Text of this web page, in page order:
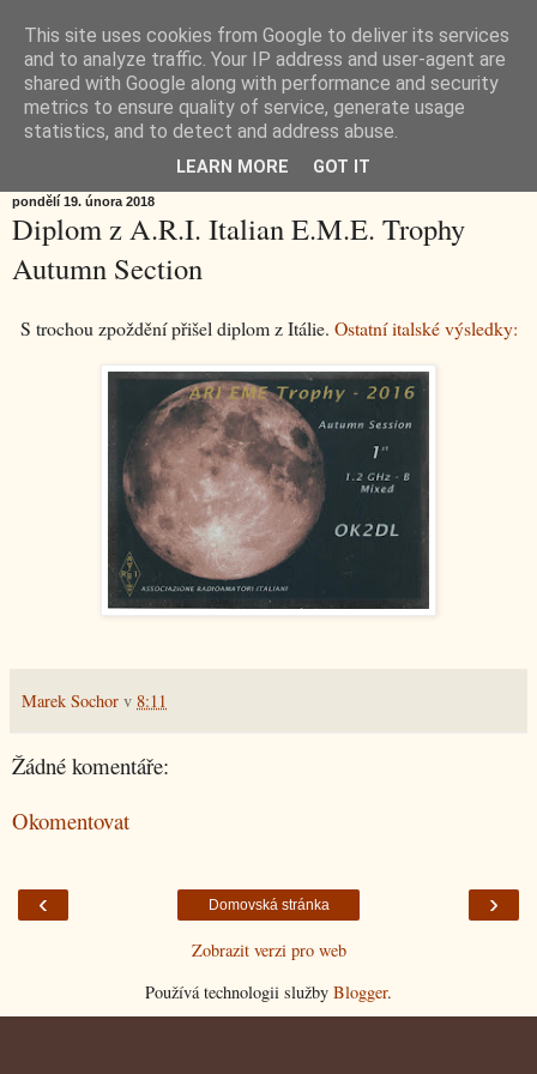
OK2DL Marek Sochor
JN79WL
pondělí 19. února 2018
Diplom z A.R.I. Italian E.M.E. Trophy
Autumn Section
S trochou zpoždění přišel diplom z Itálie. Ostatní italské výsledky:
Marek Sochor v 8:11
Žádné komentáře:
Okomentovat
‹ ›
Domovská stránka
Zobrazit verzi pro web
Používá technologii služby Blogger.
This site uses cookies from Google to deliver its services
and to analyze traffic. Your IP address and user-agent are
shared with Google along with performance and security
metrics to ensure quality of service, generate usage
statistics, and to detect and address abuse.
LEARN MORE GOT IT